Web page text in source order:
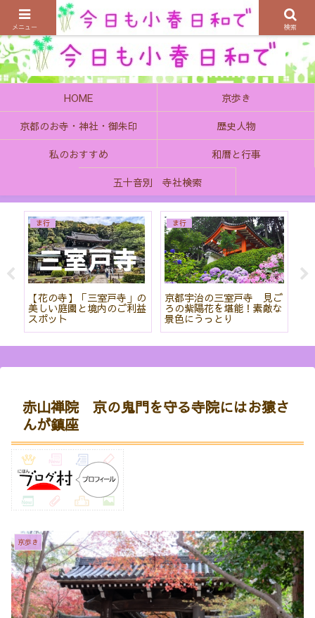
京都の町で歴史を楽しむ、そんなゆったり気分を感じてみませんか
HOME
京歩き
京都のお寺・神社・御朱印
歴史人物
私のおすすめ
和暦と行事
五十音別 寺社検索
ま行
【花の寺】「三室戸寺」の
美しい庭園と境内のご利益
スポット
ま行
京都宇治の三室戸寺 見ご
ろの紫陽花を堪能！素敵な
景色にうっとり
赤山禅院 京の鬼門を守る寺院にはお猿さ
んが鎮座
京歩き
メニュー 検索